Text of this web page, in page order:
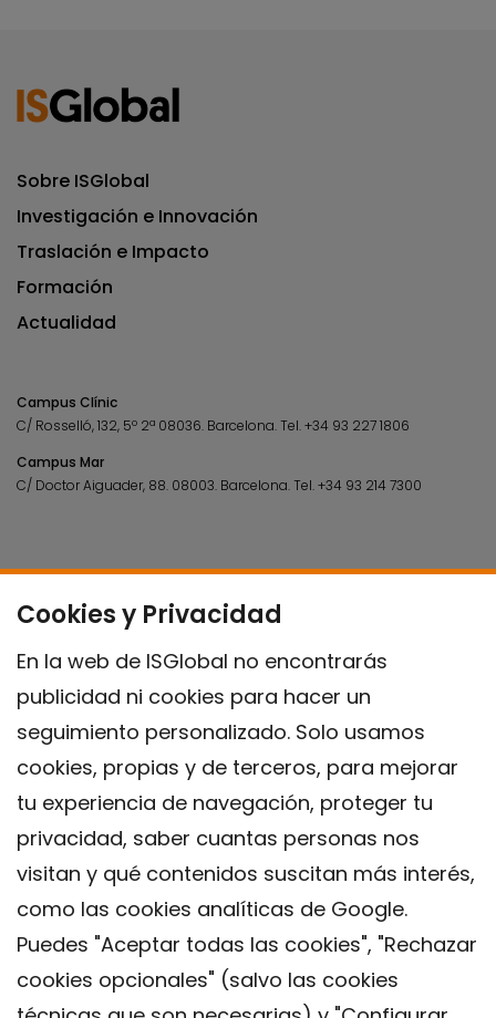
Cookies y Privacidad
En la web de ISGlobal no encontrarás
publicidad ni cookies para hacer un
seguimiento personalizado. Solo usamos
cookies, propias y de terceros, para mejorar
tu experiencia de navegación, proteger tu
privacidad, saber cuantas personas nos
visitan y qué contenidos suscitan más interés,
como las cookies analíticas de Google.
Puedes "Aceptar todas las cookies", "Rechazar
cookies opcionales" (salvo las cookies
Sobre ISGlobal
Investigación e Innovación
Traslación e Impacto
Formación
Actualidad
Campus Clínic
C/ Rosselló, 132, 5º 2ª 08036. Barcelona.Tel.+34 93 227 1806
Campus Mar
C/ Doctor Aiguader, 88. 08003. Barcelona.Tel.+34 93 214 7300